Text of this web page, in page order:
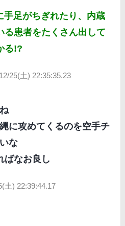
足がちぎれたり、内蔵
る患者をたくさん出して
る!?
25(土) 22:35:35.23
に攻めてくるのを空手チ
な
ばなお良し
土) 22:39:44.17